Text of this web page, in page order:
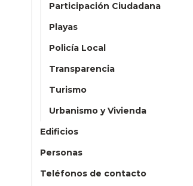
Participación Ciudadana
Playas
Policía Local
Transparencia
Turismo
Urbanismo y Vivienda
Edificios
Personas
Teléfonos de contacto